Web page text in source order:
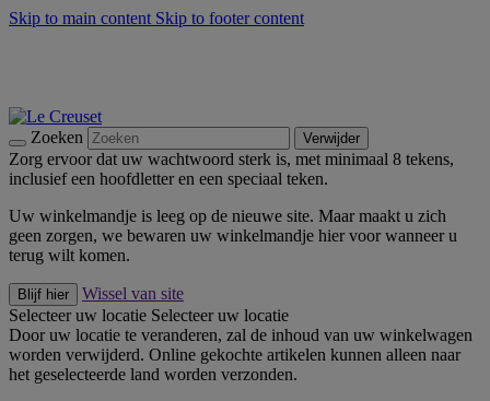
Skip to main content Skip to footer content
Zoeken Verwijder
Zorg ervoor dat uw wachtwoord sterk is, met minimaal 8 tekens,
inclusief een hoofdletter en een speciaal teken.
Uw winkelmandje is leeg op de nieuwe site. Maar maakt u zich
geen zorgen, we bewaren uw winkelmandje hier voor wanneer u
terug wilt komen.
Blijf hier
Wissel van site
Selecteer uw locatie Selecteer uw locatie
Door uw locatie te veranderen, zal de inhoud van uw winkelwagen
worden verwijderd. Online gekochte artikelen kunnen alleen naar
het geselecteerde land worden verzonden.